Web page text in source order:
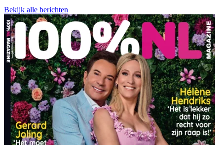
Bekijk alle berichten